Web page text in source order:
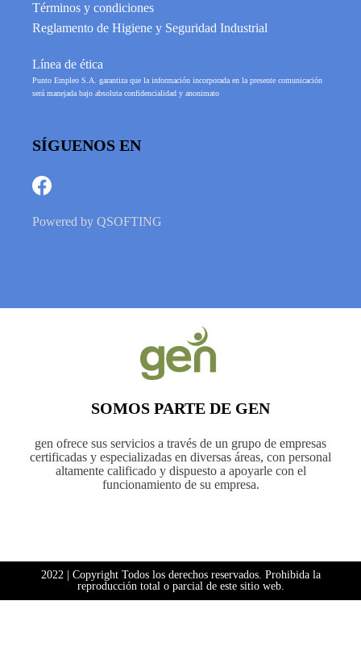
Términos y condiciones
Reglamento de Higiene y Seguridad Industrial
Línea de ética
Punto Empleo S.A. garantiza que la información incorporada en la presente comunicación
será manejada bajo absoluta confidencialidad y anonimato
SÍGUENOS EN
Powered by QSOFTING
SOMOS PARTE DE GEN
gen ofrece sus servicios a través de un grupo de empresas
certificadas y especializadas en diversas áreas, con personal
altamente calificado y dispuesto a apoyarle con el
funcionamiento de su empresa.
2022 | Copyright Todos los derechos reservados. Prohibida la
reproducción total o parcial de este sitio web.